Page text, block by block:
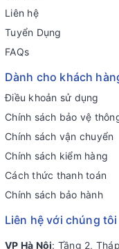
Liên hệ
Tuyển Dụng
FAQs
Dành cho khách
Điều khoản sử dụng
Chính sách bảo vệ
Chính sách vận chuyển
Chính sách kiểm hàng
Cách thức thanh toán
Chính sách bảo hành
Liên hệ với chúng tôi
VP Hà Nội: Tầng 2,